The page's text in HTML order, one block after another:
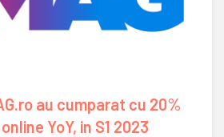
au cumparat cu 20%
YoY, in S1 2023